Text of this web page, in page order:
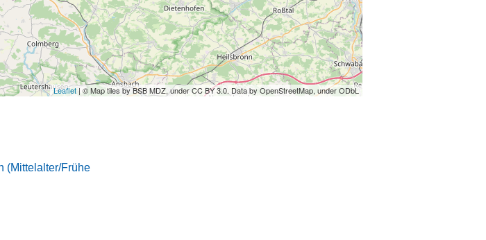
Leaflet | © Map tiles by BSB MDZ, under CC BY 3.0. Data by OpenStreetMap, under ODbL
(Mittelalter/Frühe